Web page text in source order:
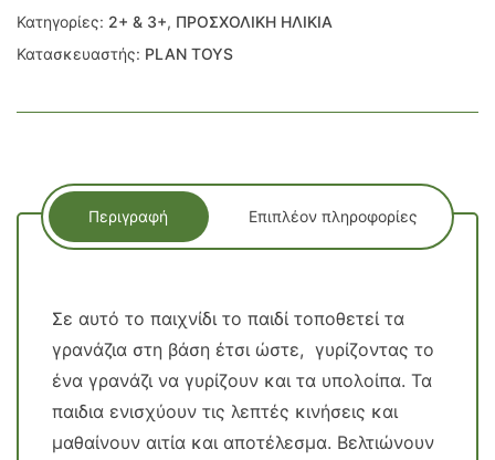
Κατηγορίες: 2+ & 3+, ΠΡΟΣΧΟΛΙΚΗ ΗΛΙΚΙΑ
Κατασκευαστής: PLAN TOYS
Περιγραφή Επιπλέον πληροφορίες
Σε αυτό το παιχνίδι το παιδί τοποθετεί τα
γρανάζια στη βάση έτσι ώστε, γυρίζοντας το
ένα γρανάζι να γυρίζουν και τα υπολοίπα. Τα
παιδια ενισχύουν τις λεπτές κινήσεις και
μαθαίνουν αιτία και αποτέλεσμα. Βελτιώνουν